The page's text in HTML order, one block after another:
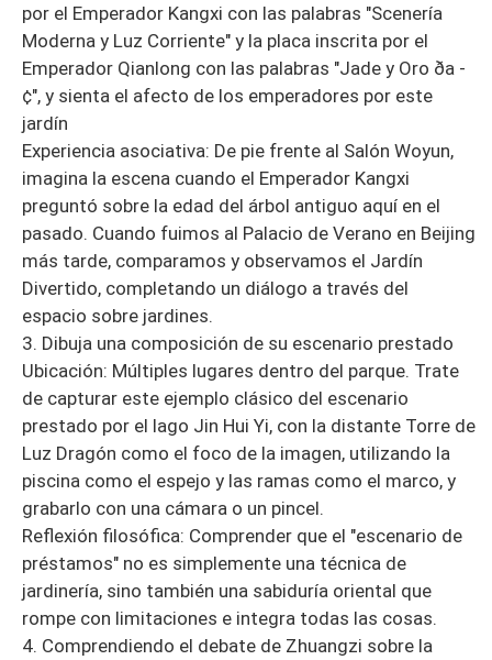
por el Emperador Kangxi con las palabras "Scenería
Moderna y Luz Corriente" y la placa inscrita por el
Emperador Qianlong con las palabras "Jade y Oro ða -
¢", y sienta el afecto de los emperadores por este
jardín
Experiencia asociativa: De pie frente al Salón Woyun,
imagina la escena cuando el Emperador Kangxi
preguntó sobre la edad del árbol antiguo aquí en el
pasado. Cuando fuimos al Palacio de Verano en Beijing
más tarde, comparamos y observamos el Jardín
Divertido, completando un diálogo a través del
espacio sobre jardines.
3. Dibuja una composición de su escenario prestado
Ubicación: Múltiples lugares dentro del parque. Trate
de capturar este ejemplo clásico del escenario
prestado por el lago Jin Hui Yi, con la distante Torre de
Luz Dragón como el foco de la imagen, utilizando la
piscina como el espejo y las ramas como el marco, y
grabarlo con una cámara o un pincel.
Reflexión filosófica: Comprender que el "escenario de
préstamos" no es simplemente una técnica de
jardinería, sino también una sabiduría oriental que
rompe con limitaciones e integra todas las cosas.
4. Comprendiendo el debate de Zhuangzi sobre la